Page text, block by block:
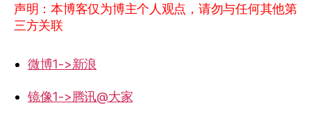
声明：本博客仅为博主个人观点，请勿与任何其他第
三方关联
微博1->新浪
镜像1->腾讯@大家